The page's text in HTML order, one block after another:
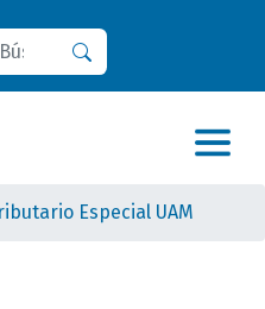
Especial UAM